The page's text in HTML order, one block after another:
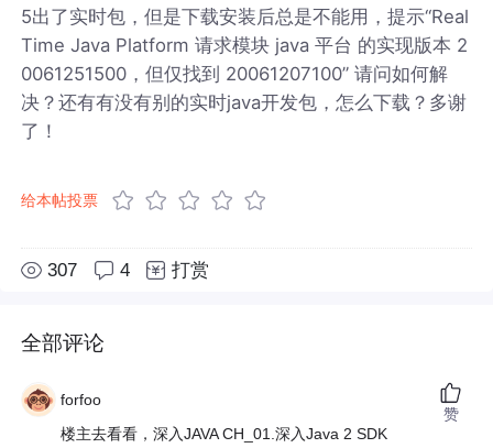
5出了实时包，但是下载安装后总是不能用，提示“Real
Time Java Platform 请求模块 java 平台 的实现版本 2
0061251500，但仅找到 20061207100” 请问如何解
决？还有有没有别的实时java开发包，怎么下载？多谢
了！
给本帖投票
307 4 打赏
全部评论
forfoo
楼主去看看，深入JAVA CH_01.深入Java 2 SDK
赞